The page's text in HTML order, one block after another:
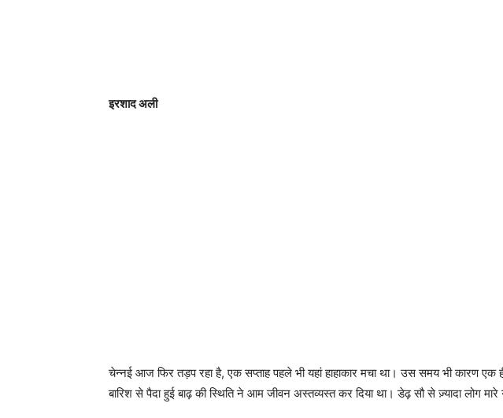
इरशाद अली
चेन्नई आज फिर तड़प रहा है, एक सप्ताह पहले भी यहां हाहाकार मचा था। उस समय भी कारण एक
बारिश से पैदा हुई बाढ़ की स्थिति ने आम जीवन अस्तव्यस्त कर दिया था। डेढ़ सौ से ज़्यादा लोग